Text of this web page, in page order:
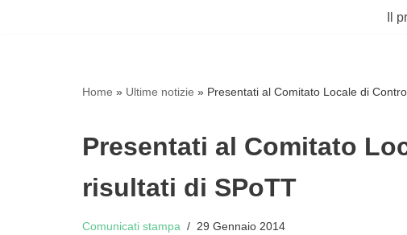
Il
Home » Ultime notizie » Presentati al Comitato Locale di
Presentati al Comitato
risultati di SPoTT
Comunicati stampa 29 Gennaio 2014